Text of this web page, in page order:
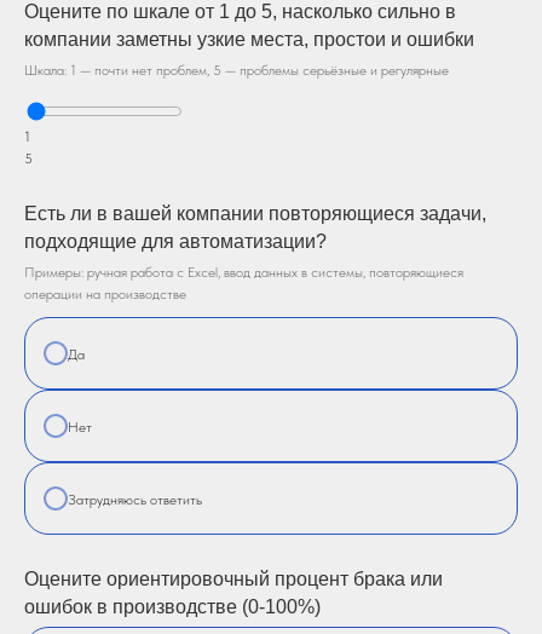
Оцените по шкале от 1 до 5, насколько сильно в
компании заметны узкие места, простои и ошибки
Шкала: 1 — почти нет проблем, 5 — проблемы серьёзные и регулярные
1
5
Есть ли в вашей компании повторяющиеся задачи,
подходящие для автоматизации?
Примеры: ручная работа с Excel, ввод данных в системы, повторяющиеся
операции на производстве
Да
Нет
Затрудняюсь ответить
Оцените ориентировочный процент брака или
ошибок в производстве (0-100%)